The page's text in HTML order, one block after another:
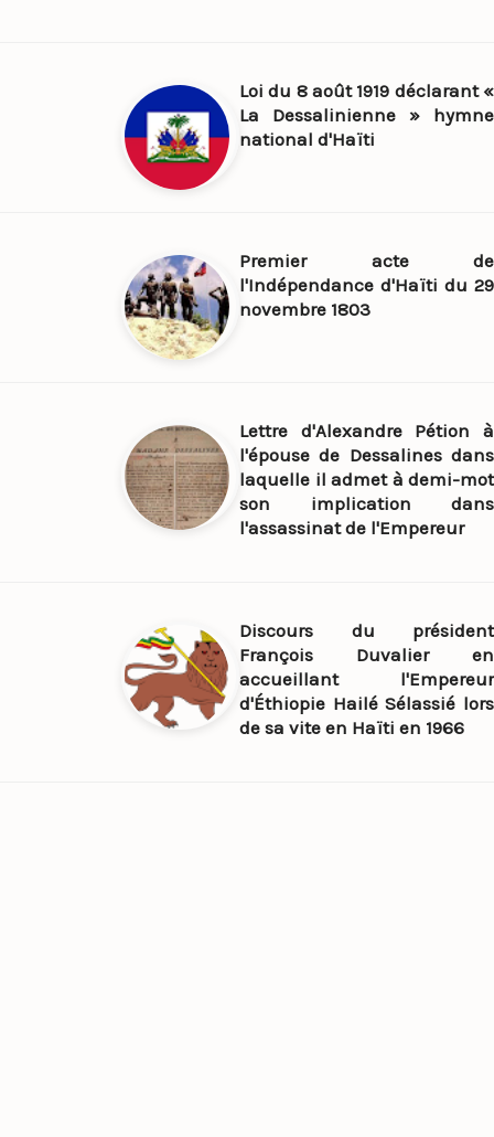
Loi du 8 août 1919 déclarant «
La Dessalinienne » hymne
national d'Haïti
Premier acte de
l'Indépendance d'Haïti du 29
novembre 1803
Lettre d'Alexandre Pétion à
l'épouse de Dessalines dans
laquelle il admet à demi-mot
son implication dans
l'assassinat de l'Empereur
Discours du président
François Duvalier en
accueillant l'Empereur
d'Éthiopie Hailé Sélassié lors
de sa vite en Haïti en 1966